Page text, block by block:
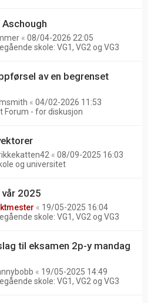
Aschough
« 08/04-2026 22:05
skole: VG1, VG2 og VG3
av en begrenset
« 04/02-2026 11:53
Forum - for diskusjon
« 08/09-2025 16:03
og universitet
2025
« 19/05-2025 16:04
skole: VG1, VG2 og VG3
til eksamen 2p-y mandag
« 19/05-2025 14:49
skole: VG1, VG2 og VG3